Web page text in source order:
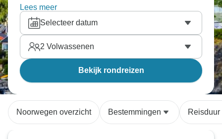
Alesund ontdekken. Je kunt als alternatief alle
reizen zonder single supplement
lezen over
Lees meer
Selecteer datum
2 Volwassenen
Bekijk rondreizen
Noorwegen overzicht Bestemmingen Reisduur